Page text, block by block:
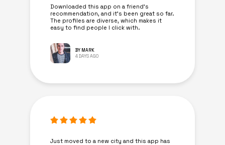
Downloaded this app on a friend's
recommendation, and it’s been great so far.
The profiles are diverse, which makes it
easy to find people I click with.
BY MARK
4 DAYS AGO
Just moved to a new city and this app has